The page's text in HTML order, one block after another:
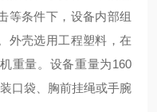
等条件下，设备内部组
外壳选用工程塑料，在
重量。设备重量为160
口袋、胸前挂绳或手腕